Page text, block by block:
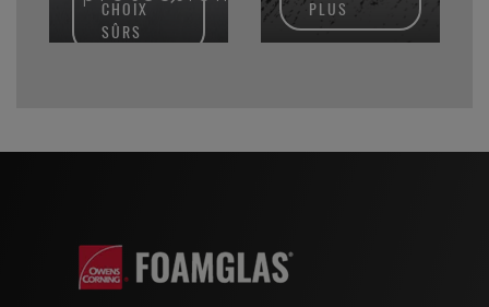
CHOIX
SÛRS
PLUS